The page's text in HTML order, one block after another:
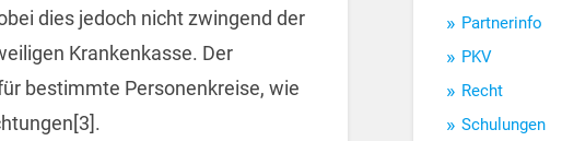
dies jedoch nicht zwingend der
Krankenkasse. Der
bestimmte Personenkreise, wie
Partnerinfo
PKV
Recht
Schulungen